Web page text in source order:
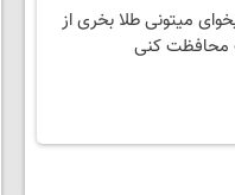
میتونی طلا بخری از
محافظت کنی